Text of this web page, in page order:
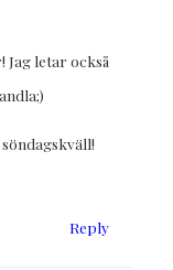
Jag letar också
Reply